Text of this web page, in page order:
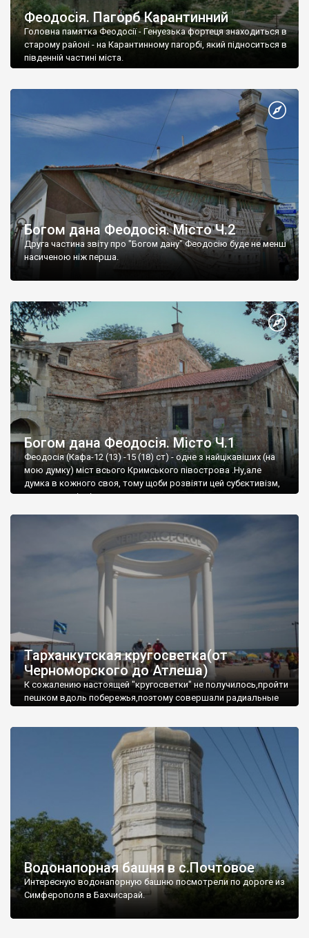
Феодосія. Пагорб Карантинний
Головна памятка Феодосії - Генуезька фортеця знаходиться в
старому районі - на Карантинному пагорбі, який підноситься в
південній частині міста.
Богом дана Феодосія. Місто Ч.2
Друга частина звіту про "Богом дану" Феодосію буде не менш
насиченою ніж перша.
Богом дана Феодосія. Місто Ч.1
Феодосія (Кафа-12 (13) -15 (18) ст) - одне з найцікавіших (на
мою думку) міст всього Кримського півострова .Ну,але
думка в кожного своя, тому щоби розвіяти цей субєктивізм,
запрошую відвідати це
Тарханкутская кругосветка(от
Черноморского до Атлеша)
К сожалению настоящей "кругосветки" не получилось,пройти
пешком вдоль побережья,поэтому совершали радиальные
Водонапорная башня в с.Почтовое
Интересную водонапорную башню посмотрели по дороге из
Симферополя в Бахчисарай.